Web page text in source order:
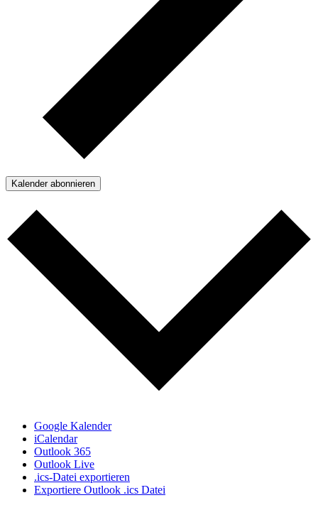
Kalender abonnieren
Google Kalender
iCalendar
Outlook 365
Outlook Live
.ics-Datei exportieren
Exportiere Outlook .ics Datei